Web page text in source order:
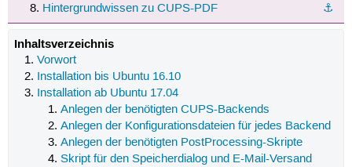
⚓︎
Hintergrundwissen zu CUPS-PDF
Inhaltsverzeichnis
Vorwort
Installation bis Ubuntu 16.10
Installation ab Ubuntu 17.04
Anlegen der benötigten CUPS-Backends
Anlegen der Konfigurationsdateien für jedes Backend
Anlegen der benötigten PostProcessing-Skripte
Skript für den Speicherdialog und E-Mail-Versand